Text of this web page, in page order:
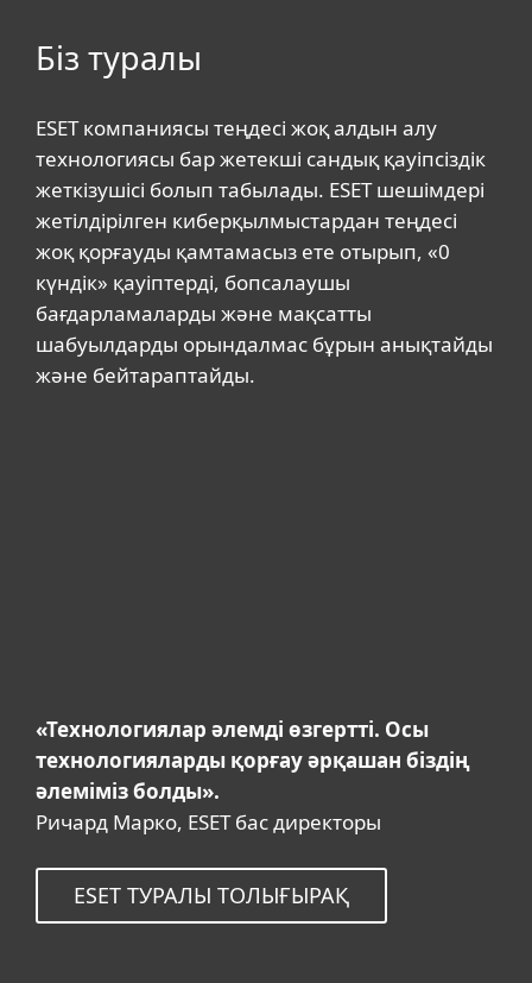
Біз туралы
ESET компаниясы теңдесі жоқ алдын алу
технологиясы бар жетекші сандық қауіпсіздік
жеткізушісі болып табылады. ESET шешімдері
жетілдірілген киберқылмыстардан теңдесі
жоқ қорғауды қамтамасыз ете отырып, «0
күндік» қауіптерді, бопсалаушы
бағдарламаларды және мақсатты
шабуылдарды орындалмас бұрын анықтайды
және бейтараптайды.
«Технологиялар әлемді өзгертті. Осы
технологияларды қорғау әрқашан біздің
әлеміміз болды».
Ричард Марко, ESET бас директоры
ESET ТУРАЛЫ ТОЛЫҒЫРАҚ